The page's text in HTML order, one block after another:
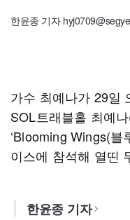
한윤종 기자
가수 최예나가 29일
SOL트래블홀 최예
‘Blooming Wings(블
이스에 참석해 열띤
한윤종 기자